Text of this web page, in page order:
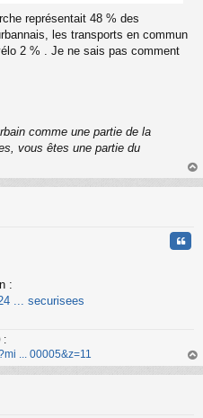
représentait 48 % des
les transports en commun
2 % . Je ne sais pas comment
comme une partie de la
vous êtes une partie du
au
:
... securisees
:
... 00005&z=11
au